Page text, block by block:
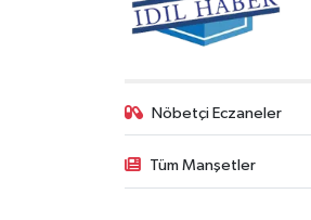
Nöbetçi Eczaneler
Tüm Manşetler